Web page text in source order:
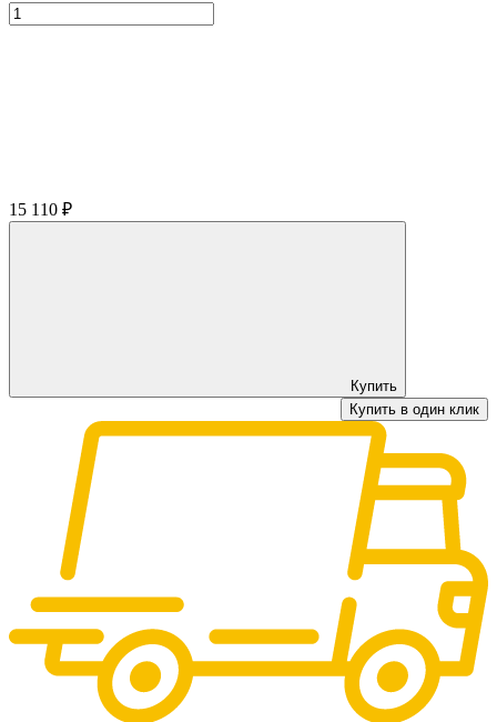
15 110 ₽
Купить
Купить в один клик